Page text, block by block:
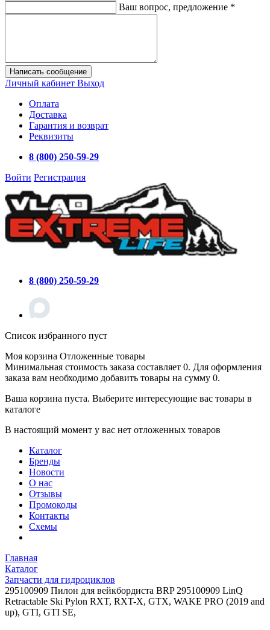
Ваш вопрос, предложение *
Написать сообщение
Личный кабинет Выход
Оплата
Доставка
Гарантия и возврат
Реквизиты
8 (800) 250-59-29
Войти Регистрация
8 (800) 250-59-29
Список избранного пуст
Моя корзина Отложенные товары
Минимальная стоимость заказа составляет 0. Для оформления
заказа вам необходимо добавить товары на сумму 0.
Ваша корзина пуста. Выберите интересующие вас товары в
каталоге
В настоящий момент у вас нет отложенных товаров
Каталог
Бренды
Новости
О нас
Отзывы
Промокоды
Контакты
Схемы
Главная
Каталог
Запчасти для гидроциклов
295100909 Пилон для вейкбордиста BRP 295100909 LinQ
Retractable Ski Pylon RXT, RXT-X, GTX, WAKE PRO (2019 and
up), GTI, GTI SE,